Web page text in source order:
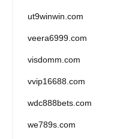
ut9winwin.com
veera6999.com
visdomm.com
vvip16688.com
wdc888bets.com
we789s.com